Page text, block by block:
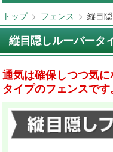
トップ > フェンス > 縦目
縦目隠しルーバータ
通気は確保しつつ気
タイプのフェンスです